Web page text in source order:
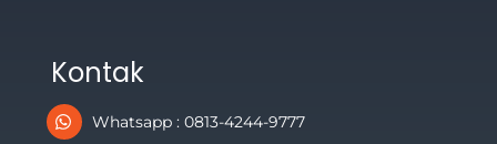
Kontak
Whatsapp : 0813-4244-9777